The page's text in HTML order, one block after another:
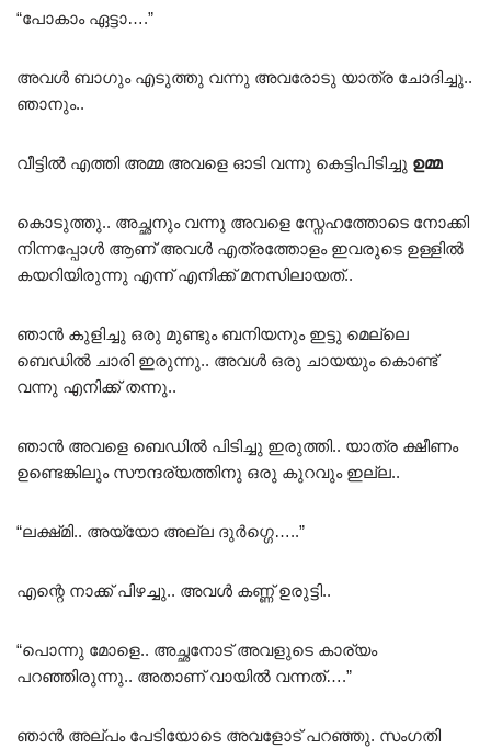
“പോകാം ഏട്ടാ….”
അവൾ ബാഗും എടുത്തു വന്നു അവരോടു യാത്ര ചോദിച്ചു..
ഞാനും..
വീട്ടിൽ എത്തി അമ്മ അവളെ ഓടി വന്നു കെട്ടിപിടിച്ചു ഉമ്മ
കൊടുത്തു.. അച്ഛനും വന്നു അവളെ സ്നേഹത്തോടെ നോക്കി
നിന്നപ്പോൾ ആണ് അവൾ എത്രത്തോളം ഇവരുടെ ഉള്ളിൽ
കയറിയിരുന്നു എന്ന് എനിക്ക് മനസിലായത്..
ഞാൻ കുളിച്ചു ഒരു മുണ്ടും ബനിയനും ഇട്ടു മെല്ലെ
ബെഡിൽ ചാരി ഇരുന്നു.. അവൾ ഒരു ചായയും കൊണ്ട്
വന്നു എനിക്ക് തന്നു..
ഞാൻ അവളെ ബെഡിൽ പിടിച്ചു ഇരുത്തി.. യാത്ര ക്ഷീണം
ഉണ്ടെങ്കിലും സൗന്ദര്യത്തിനു ഒരു കുറവും ഇല്ല..
“ലക്ഷ്‌മി.. അയ്യോ അല്ല ദുർഗ്ഗെ…..”
എന്റെ നാക്ക് പിഴച്ചു.. അവൾ കണ്ണ് ഉരുട്ടി..
“പൊന്നു മോളെ.. അച്ഛനോട് അവളുടെ കാര്യം
പറഞ്ഞിരുന്നു.. അതാണ് വായിൽ വന്നത്….”
ഞാൻ അല്പം പേടിയോടെ അവളോട് പറഞ്ഞു. സംഗതി